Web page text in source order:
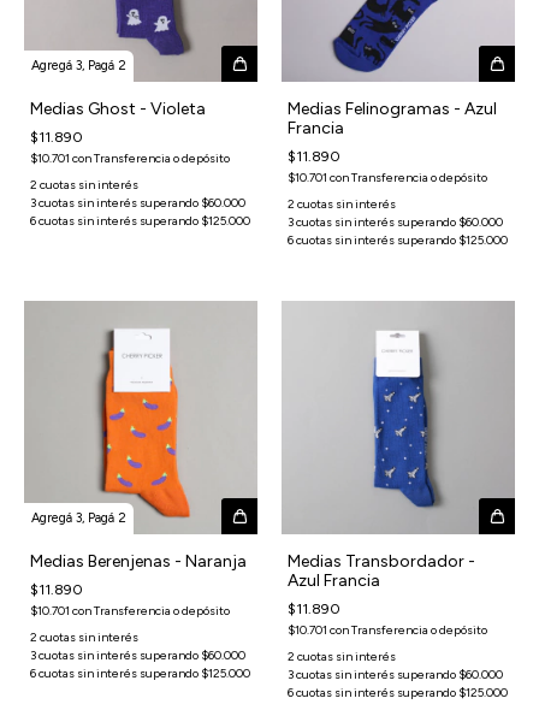
Agregá 3, Pagá 2
Medias Ghost - Violeta
$11.890
$10.701 conTransferencia o depósito
Medias Felinogramas - Azul
Francia
$11.890
$10.701 conTransferencia o depósito
Agregá 3, Pagá 2
Medias Berenjenas - Naranja
$11.890
$10.701 conTransferencia o depósito
Medias Transbordador -
Azul Francia
$11.890
$10.701 conTransferencia o depósito